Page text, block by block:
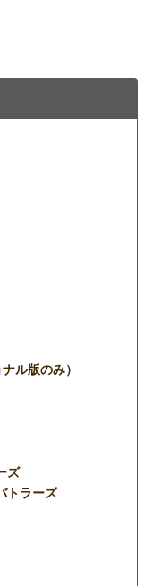
版のみ）
ズ
ラーズ